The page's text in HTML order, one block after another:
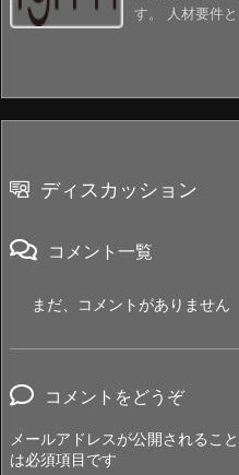
す。 人材要件
ディスカッション
コメント一覧
まだ、コメントがありません
コメントをどうぞ
メールアドレスが公開されるこ
は必須項目です